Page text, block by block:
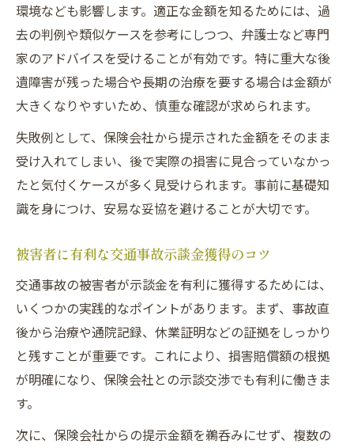
環境なども影響します。適正な金額を知るためには、過
去の判例や類似ケースを参考にしつつ、弁護士など専門
家のアドバイスを受けることが有効です。特に重大な後
遺障害が残った場合や長期の治療を要する場合は金額が
大きくなりやすいため、慎重な確認が求められます。
失敗例として、保険会社から提示された金額をそのまま
受け入れてしまい、後で実際の損害に見合っていなかっ
たと気付くケースが多く見受けられます。事前に基礎知
識を身につけ、安易な妥協を避けることが大切です。
被害者に有利な交通事故示談金獲得のコツ
交通事故の被害者が示談金を有利に獲得するためには、
いくつかの実践的なポイントがあります。まず、事故直
後から治療や通院記録、休業証明などの証拠をしっかり
と残すことが重要です。これにより、損害賠償額の根拠
が明確になり、保険会社との示談交渉でも有利に働きま
す。
次に、保険会社からの提示金額を鵜呑みにせず、複数の